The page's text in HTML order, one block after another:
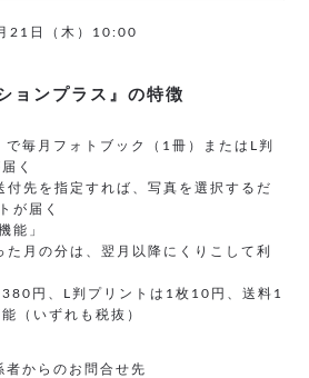
21日（木）10:00
ョンプラス』の特徴
毎月フォトブック（1冊）またはL判
く
付先を指定すれば、写真を選択するだ
が届く
能」
月の分は、翌月以降にくりこして利
円、L判プリントは1枚10円、送料1
（いずれも税抜）
からのお問合せ先